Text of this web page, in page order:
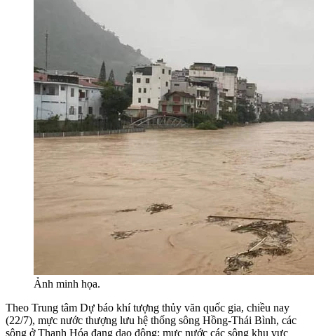
Ảnh minh họa.
Theo Trung tâm Dự báo khí tượng thủy văn quốc gia, chiều nay
(22/7), mực nước thượng lưu hệ thống sông Hồng-Thái Bình, các
sông ở Thanh Hóa đang dao động; mực nước các sông khu vực